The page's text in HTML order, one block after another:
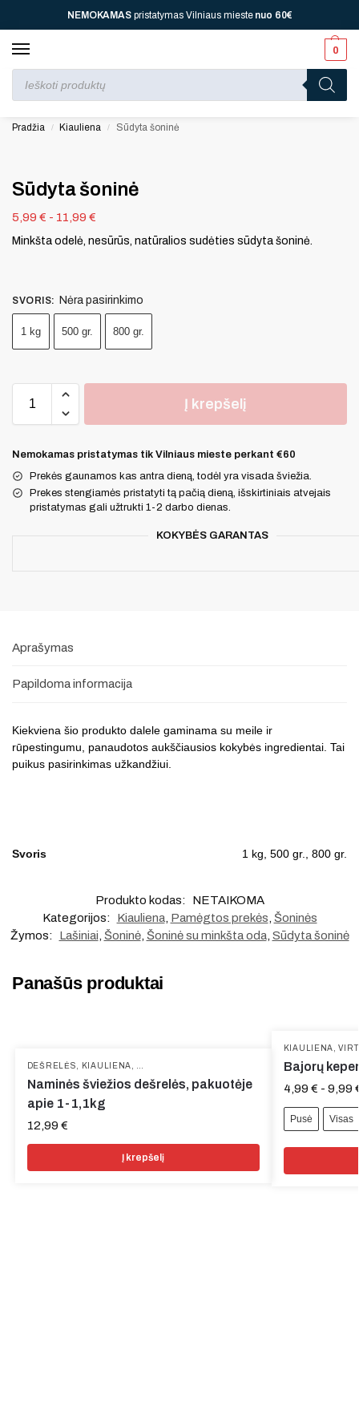
NEMOKAMASpristatymas Vilniaus miestenuo 60€
0
Perkant nuo70 € ⚡ jūsų laukia viena dovana, nuo dvi, nuo150 € ⚡
Pradžia / Kiauliena / Sūdyta šoninė
Sūdyta šoninė
5,99 € - 11,99 €
Minkšta odelė, nesūrūs, natūralios sudėties sūdyta šoninė.
SVORIS: Nėra pasirinkimo
1 kg 500 gr. 800 gr.
Į krepšelį
Nemokamas pristatymas tik Vilniaus mieste perkant €60
Prekės gaunamos kas antra dieną, todėl yra visada šviežia.
Prekes stengiamės pristatyti tą pačią dieną, išskirtiniais atvejais
pristatymas gali užtrukti 1-2 darbo dienas.
KOKYBĖS GARANTAS
Aprašymas
Papildoma informacija
Kiekviena šio produkto dalele gaminama su meile ir
rūpestingumu, panaudotos aukščiausios kokybės ingredientai. Tai
puikus pasirinkimas užkandžiui.
Svoris 1 kg, 500 gr., 800 gr.
Produkto kodas:
NETAIKOMA
Kategorijos:
Kiauliena, Pamėgtos prekės Šoninės
Žymos:
Lašiniai Šoninė, Šoninė su minkšta oda, Sūdyta šoninė
Panašūs produktai
DEŠRELĖS KIAULIENA ŠVIEŽIOS DEŠRELĖS
Naminės šviežios dešrelės, pakuotėje
apie 1-1,1kg
12,99 €
Į krepšelį
KIAULIENA ,
Bajorų
4,99 € - 9,99
Pusė Visas